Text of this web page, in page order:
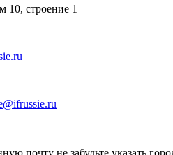
10, строение 1
почту не забудьте указать